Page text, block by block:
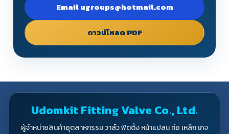
Email ugroups@hotmail.com
ดาวน์โหลด PDF
Udomkit Fitting Valve Co., Ltd.
ผู้จำหน่ายสินค้าอุตสาหกรรม วาล์ว ฟิตติ้ง หน้าแปลน ท่อ เหล็ก เกจ